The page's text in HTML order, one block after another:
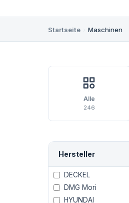
Startseite Maschinen
Alle
246
Hersteller
DECKEL
DMG Mori
HYUNDAI